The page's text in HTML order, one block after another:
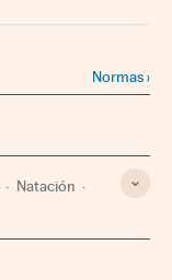
Normas›
Natación